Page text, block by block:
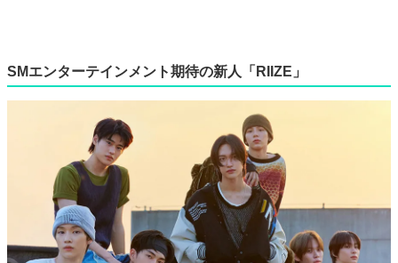
SMエンターテインメント期待の新人「RIIZE」